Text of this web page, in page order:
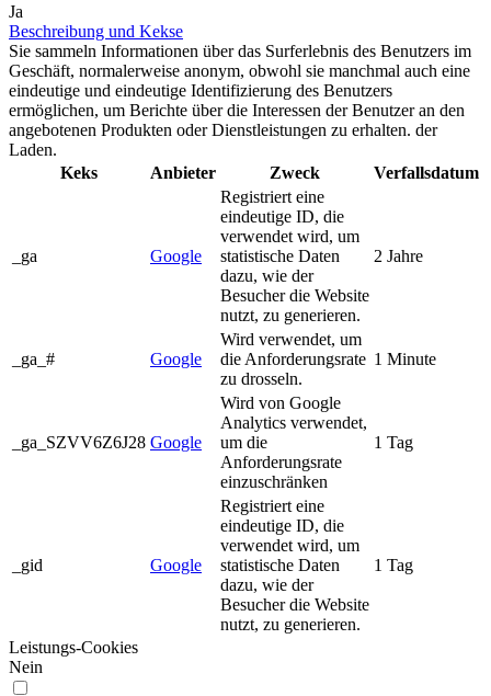
Ja
Beschreibung und Kekse
Sie sammeln Informationen über das Surferlebnis des Benutzers im
Geschäft, normalerweise anonym, obwohl sie manchmal auch eine
eindeutige und eindeutige Identifizierung des Benutzers
ermöglichen, um Berichte über die Interessen der Benutzer an den
angebotenen Produkten oder Dienstleistungen zu erhalten. der
Laden.
Keks
Anbieter Zweck Verfallsdatum
_ga Google
Registriert eine
eindeutige ID, die
verwendet wird, um
statistische Daten
dazu, wie der
Besucher die Website
nutzt, zu generieren.
2 Jahre
_ga_# Google
Wird verwendet, um
die Anforderungsrate
zu drosseln.
1 Minute
_ga_SZVV6Z6J28 Google
Wird von Google
Analytics verwendet,
um die
Anforderungsrate
einzuschränken
1 Tag
_gid Google
Registriert eine
eindeutige ID, die
verwendet wird, um
statistische Daten
dazu, wie der
Besucher die Website
nutzt, zu generieren.
1 Tag
Leistungs-Cookies
Nein